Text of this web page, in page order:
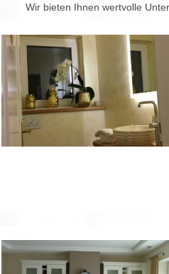
Wir bieten Ihnen wertvolle